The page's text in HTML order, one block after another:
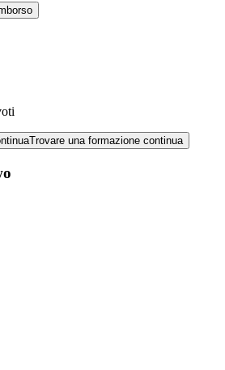
Trovare una formazione continua